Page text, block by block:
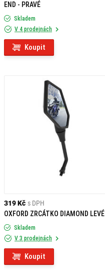
END - PRAVÉ
Skladem
V 4 prodejnách
Koupit
319 Kč s DPH
OXFORD ZRCÁTKO DIAMOND LEVÉ
Skladem
V 3 prodejnách
Koupit